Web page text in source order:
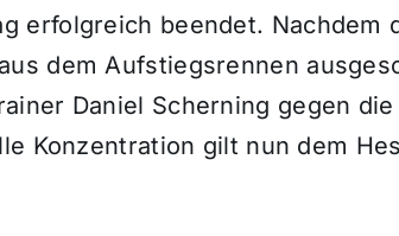
erfolgreich beendet. Nachdem
dem Aufstiegsrennen
Daniel Scherning gegen
Konzentration gilt nun dem